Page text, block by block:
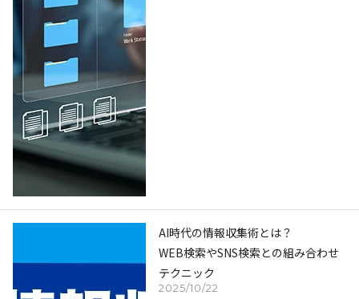
2025/10/22
AI時代の情報収集術とは？
WEB検索やSNS検索との組み合わせ
テクニック